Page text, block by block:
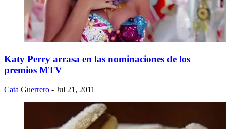
Katy Perry arrasa en las nominaciones de los
premios MTV
Cata Guerrero - Jul 21, 2011